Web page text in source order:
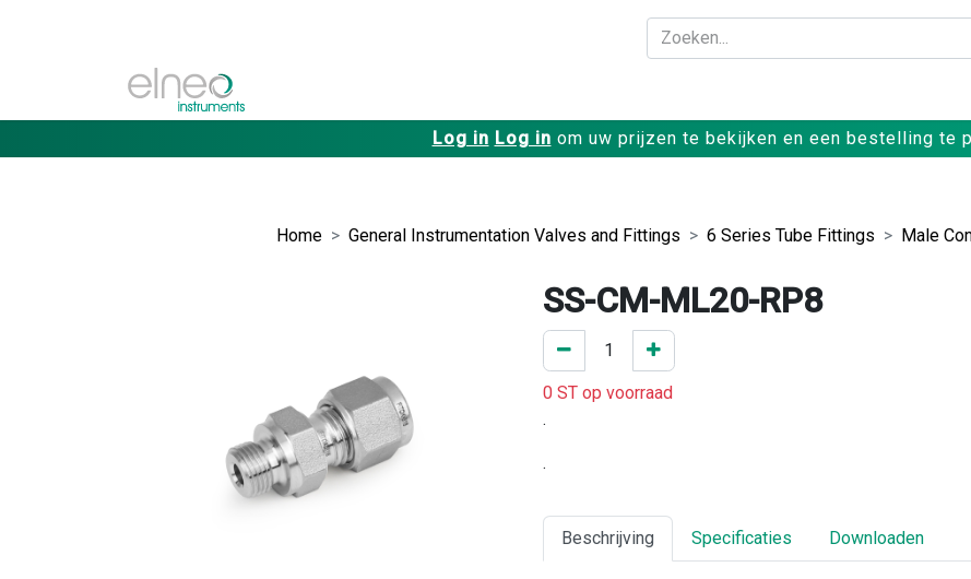
Log in Log in om uw prijzen te bekijken en een bestelling te
Home General Instrumentation Valves and Fittings 6 Series Tube Fittings Male
SS-CM-ML20-RP8
0 ST op voorraad
.
.
Beschrijving Specificaties Downloaden